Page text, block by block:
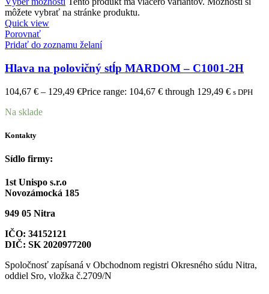
môžete vybrať na stránke produktu.
Quick view
Porovnať
Pridať do zoznamu želaní
Hlava na polovičný stĺp MARDOM – C1001-2H
104,67 € – 129,49 €Price range: 104,67 € through 129,49 € s DPH
Na sklade
Kontakty
Sídlo firmy:
1st Unispo s.r.o
Novozámocká 185
949 05 Nitra
IČO: 34152121
DIČ: SK 2020977200
Spoločnosť zapísaná v Obchodnom registri Okresného súdu Nitra,
oddiel Sro, vložka č.2709/N